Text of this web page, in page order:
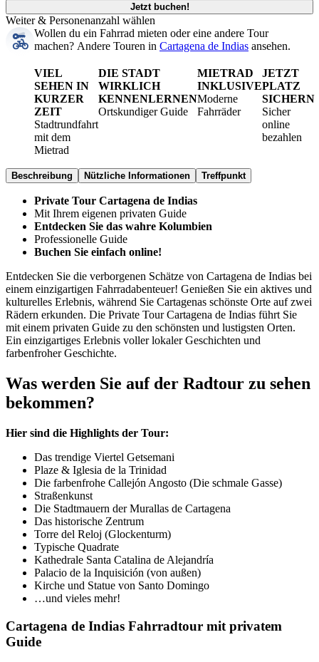
Jetzt buchen!
Weiter & Personenanzahl wählen
Wollen du ein Fahrrad mieten oder eine andere Tour
machen? Andere Touren in Cartagena de Indias ansehen.
VIEL
SEHEN IN
KURZER
ZEIT
Stadtrundfahrt
mit dem
Mietrad
DIE STADT
WIRKLICH
KENNENLERNEN
Ortskundiger Guide
MIETRAD
INKLUSIVE
Moderne
Fahrräder
JETZT
PLATZ
SICHERN
Sicher
online
bezahlen
Beschreibung Nützliche Informationen Treffpunkt
Private Tour Cartagena de Indias
Mit Ihrem eigenen privaten Guide
Entdecken Sie das wahre Kolumbien
Professionelle Guide
Buchen Sie einfach online!
Entdecken Sie die verborgenen Schätze von Cartagena de Indias bei
einem einzigartigen Fahrradabenteuer! Genießen Sie ein aktives und
kulturelles Erlebnis, während Sie Cartagenas schönste Orte auf zwei
Rädern erkunden. Die Private Tour Cartagena de Indias führt Sie
mit einem privaten Guide zu den schönsten und lustigsten Orten.
Ein einzigartiges Erlebnis voller lokaler Geschichten und
farbenfroher Geschichte.
Was werden Sie auf der Radtour zu sehen
bekommen?
Hier sind die Highlights der Tour:
Das trendige Viertel Getsemani
Plaze & Iglesia de la Trinidad
Die farbenfrohe Callejón Angosto (Die schmale Gasse)
Straßenkunst
Die Stadtmauern der Murallas de Cartagena
Das historische Zentrum
Torre del Reloj (Glockenturm)
Typische Quadrate
Kathedrale Santa Catalina de Alejandría
Palacio de la Inquisición (von außen)
Kirche und Statue von Santo Domingo
…und vieles mehr!
Cartagena de Indias Fahrradtour mit privatem
Guide